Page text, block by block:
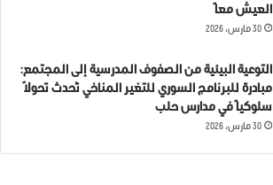
العيش معاً
30 مارس، 2026
التوعية البيئية من الصفوف المدرسية إلى المجتمع:
مبادرة للبرنامج السوري للتغير المناخي تُحدث تحولاً
سلوكياً في مدارس حلب
30 مارس، 2026